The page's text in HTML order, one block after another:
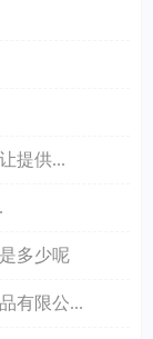
提供...
多少呢
有限公...